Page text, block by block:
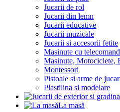
Jucarii de rol
Jucarii din lemn
Jucarii educative
Jucarii muzicale
Jucarii si accesorii fetite
Masinute cu
Masinute, Motociclete,
Montessori
Pistoale si arme de
Plastilina si modelare
La masă